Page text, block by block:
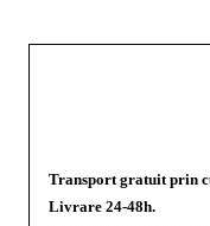
Transport gratuit prin
Livrare 24-48h.